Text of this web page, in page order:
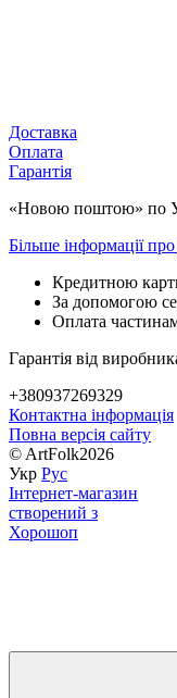
Доставка
Оплата
Гарантія
«Новою поштою» по
Більше інформації
Кредитною
За допомогою
Оплата
Гарантія від
+380937269329
Контактна інформація
Повна версія сайту
© ArtFolk2026
Укр Рус
Інтернет-магазин
створений з
Хорошоп